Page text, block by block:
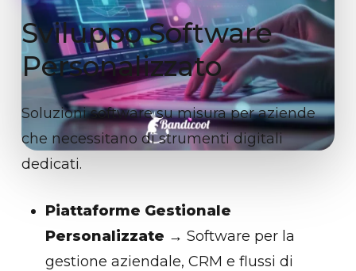
Sviluppo Software
Personalizzato
Soluzioni software su misura per aziende
che necessitano di strumenti digitali
dedicati.
Piattaforme Gestionale
Personalizzate → Software per la
gestione aziendale, CRM e flussi di